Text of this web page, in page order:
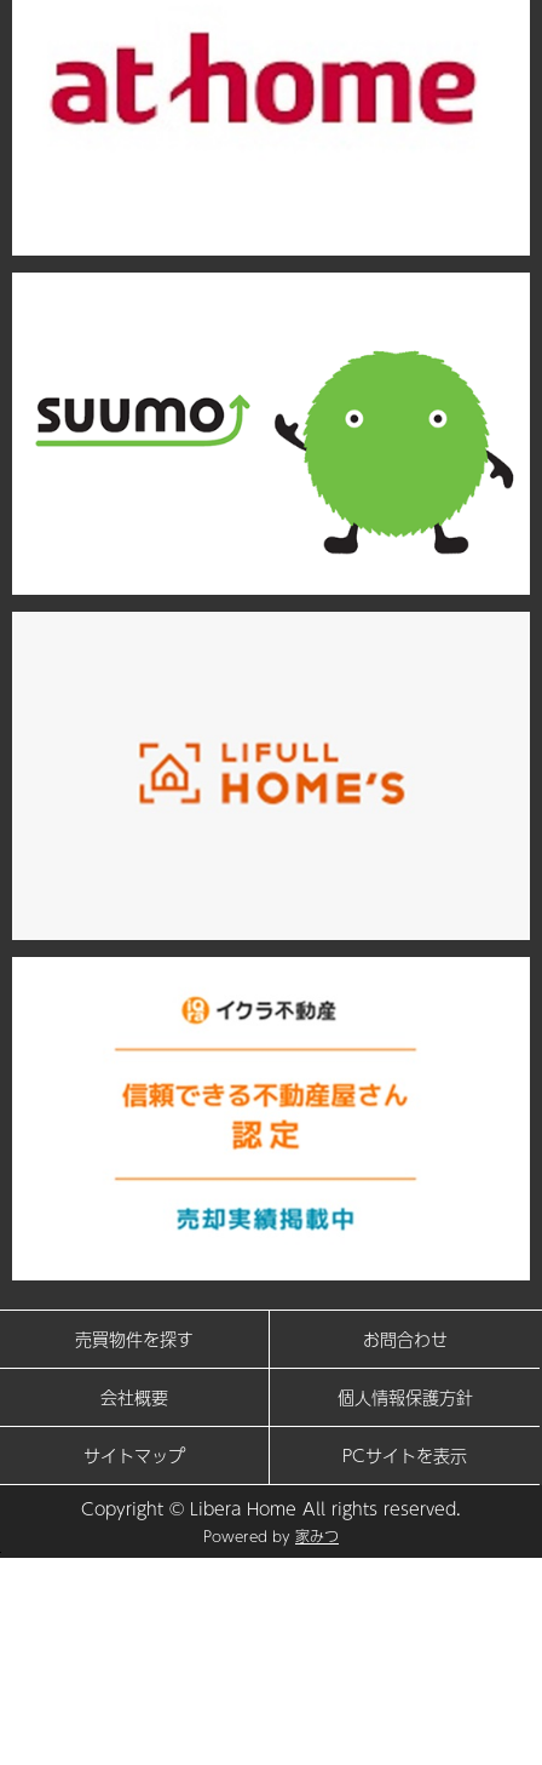
売買物件を探す お問合わせ
会社概要 個人情報保護方針
サイトマップ
PCサイトを表示
Copyright © Libera Home All rights reserved.
Powered by 家みつ